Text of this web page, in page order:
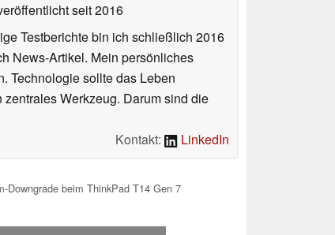
seit 2016
Testberichte bin ich schließlich 2016
News-Artikel. Mein persönliches
Technologie sollte das Leben
Werkzeug. Darum sind die
Kontakt:
LinkedIn
Downgrade beim ThinkPad T14 Gen 7